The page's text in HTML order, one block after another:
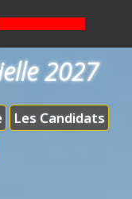
Les Candidats
2027